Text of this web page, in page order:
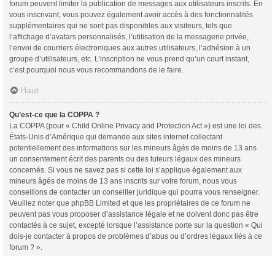
forum peuvent limiter la publication de messages aux utilisateurs inscrits. En
vous inscrivant, vous pouvez également avoir accès à des fonctionnalités
supplémentaires qui ne sont pas disponibles aux visiteurs, tels que
l’affichage d’avatars personnalisés, l’utilisation de la messagerie privée,
l’envoi de courriers électroniques aux autres utilisateurs, l’adhésion à un
groupe d’utilisateurs, etc. L’inscription ne vous prend qu’un court instant,
c’est pourquoi nous vous recommandons de le faire.
Haut
Qu’est-ce que la COPPA ?
La COPPA (pour « Child Online Privacy and Protection Act ») est une loi des
États-Unis d’Amérique qui demande aux sites internet collectant
potentiellement des informations sur les mineurs âgés de moins de 13 ans
un consentement écrit des parents ou des tuteurs légaux des mineurs
concernés. Si vous ne savez pas si cette loi s’applique également aux
mineurs âgés de moins de 13 ans inscrits sur votre forum, nous vous
conseillons de contacter un conseiller juridique qui pourra vous renseigner.
Veuillez noter que phpBB Limited et que les propriétaires de ce forum ne
peuvent pas vous proposer d’assistance légale et ne doivent donc pas être
contactés à ce sujet, excepté lorsque l’assistance porte sur la question « Qui
dois-je contacter à propos de problèmes d’abus ou d’ordres légaux liés à ce
forum ? ».